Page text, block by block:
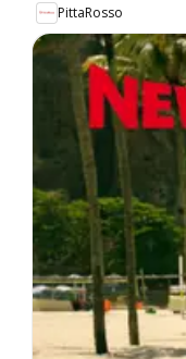
PittaRosso